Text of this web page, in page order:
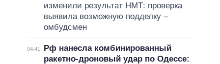
изменили результат НМТ: проверка
выявила возможную подделку –
омбудсмен
04:41
Рф нанесла комбинированный
ракетно-дроновый удар по Одессе: